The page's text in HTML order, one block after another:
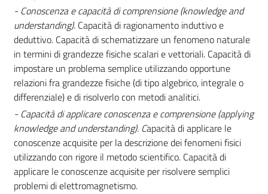
- Conoscenza e capacità di comprensione (knowledge and
understanding). Capacità di ragionamento induttivo e
deduttivo. Capacità di schematizzare un fenomeno naturale
in termini di grandezze fisiche scalari e vettoriali. Capacità di
impostare un problema semplice utilizzando opportune
relazioni fra grandezze fisiche (di tipo algebrico, integrale o
differenziale) e di risolverlo con metodi analitici.
- Capacità di applicare conoscenza e comprensione (applying
knowledge and understanding). Capacità di applicare le
conoscenze acquisite per la descrizione dei fenomeni fisici
utilizzando con rigore il metodo scientifico. Capacità di
applicare le conoscenze acquisite per risolvere semplici
problemi di elettromagnetismo.